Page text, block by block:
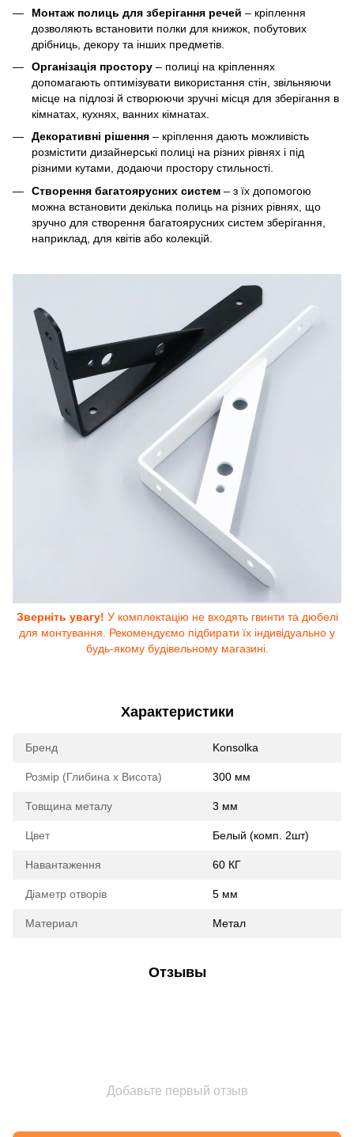
Монтаж полиць для зберігання речей – кріплення
дозволяють встановити полки для книжок, побутових
дрібниць, декору та інших предметів.
Організація простору – полиці на кріпленнях
допомагають оптимізувати використання стін, звільняючи
місце на підлозі й створюючи зручні місця для зберігання в
кімнатах, кухнях, ванних кімнатах.
Декоративні рішення – кріплення дають можливість
розмістити дизайнерські полиці на різних рівнях і під
різними кутами, додаючи простору стильності.
Створення багатоярусних систем – з їх допомогою
можна встановити декілька полиць на різних рівнях, що
зручно для створення багатоярусних систем зберігання,
наприклад, для квітів або колекцій.
Зверніть увагу! У комплектацію не входять гвинти та дюбелі
для монтування. Рекомендуємо підбирати їх індивідуально у
будь-якому будівельному магазині.
Характеристики
Бренд Konsolka
Розмір (Глибина х Висота) 300 мм
Товщина металу 3 мм
Цвет Белый (комп. 2шт)
Навантаження 60 КГ
Діаметр отворів 5 мм
Материал Метал
Отзывы
Добавьте первый отзыв